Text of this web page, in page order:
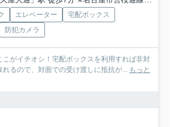
エレベーター
宅配ボックス
防犯カメラ
こがイチオシ！宅配ボックスを利用すれば非対
るので、対面での受け渡しに抵抗が... もっと